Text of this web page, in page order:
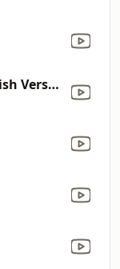
Otra Como Tú (Spanish Version of "Un'Altra Te")